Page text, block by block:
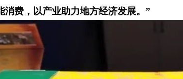
消费，以产业助力地方经济发展。”